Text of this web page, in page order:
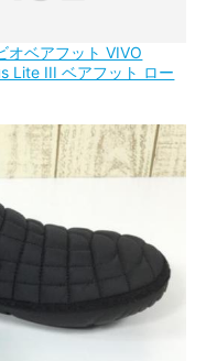
オベアフット VIVO
Lite III ベアフット ロー